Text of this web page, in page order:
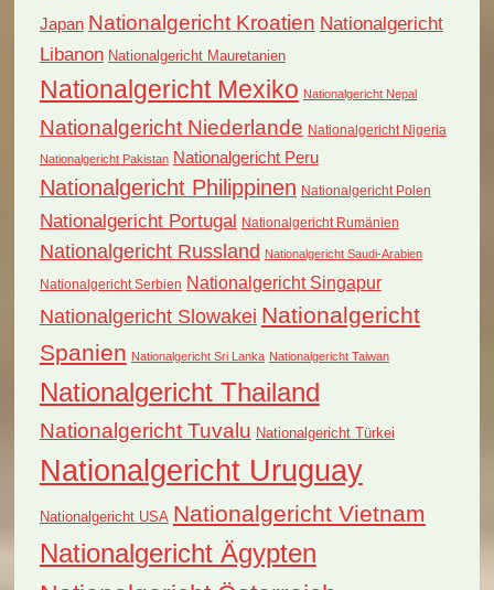
Japan Nationalgericht Kroatien Nationalgericht
Libanon Nationalgericht Mauretanien
Nationalgericht Mexiko Nationalgericht Nepal
Nationalgericht Niederlande Nationalgericht Nigeria
Nationalgericht Pakistan Nationalgericht Peru
Nationalgericht Philippinen Nationalgericht Polen
Nationalgericht Portugal Nationalgericht Rumänien
Nationalgericht Russland Nationalgericht Saudi-Arabien
Nationalgericht Serbien Nationalgericht Singapur
Nationalgericht Slowakei Nationalgericht
Spanien Nationalgericht Sri Lanka Nationalgericht Taiwan
Nationalgericht Thailand
Nationalgericht Tuvalu Nationalgericht Türkei
Nationalgericht Uruguay
Nationalgericht USA Nationalgericht Vietnam
Nationalgericht Ägypten